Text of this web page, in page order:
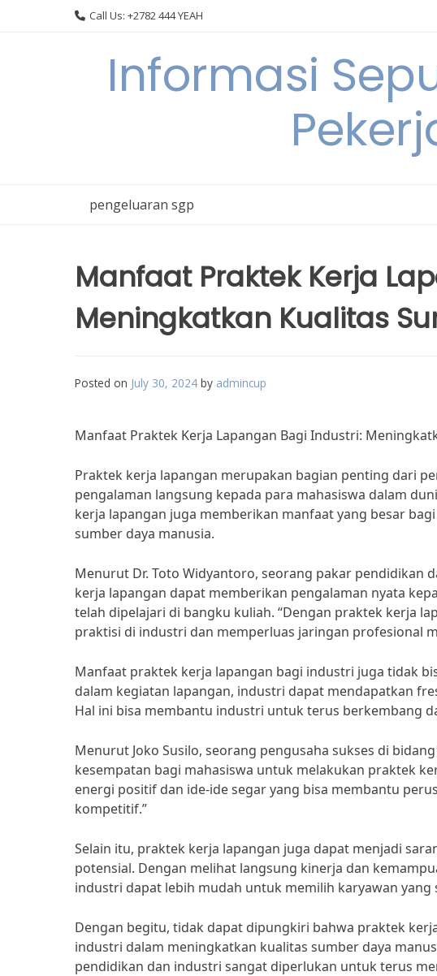
Call Us: +2782 444 YEAH
Informasi
pengeluaran sgp
Manfaat Praktek Kerja
Meningkatkan Kualitas
Posted on July 30, 2024 by admincup
Manfaat Praktek Kerja Lapangan Bagi Industri:
Praktek kerja lapangan merupakan bagian penting dari
pengalaman langsung kepada para mahasiswa dalam
kerja lapangan juga memberikan manfaat yang besar
sumber daya manusia.
Menurut Dr. Toto Widyantoro, seorang pakar pendidikan
kerja lapangan dapat memberikan pengalaman nyata
telah dipelajari di bangku kuliah. “Dengan praktek kerja
praktisi di industri dan memperluas jaringan profesional
Manfaat praktek kerja lapangan bagi industri juga tidak
dalam kegiatan lapangan, industri dapat mendapatkan
Hal ini bisa membantu industri untuk terus berkembang
Menurut Joko Susilo, seorang pengusaha sukses di
kesempatan bagi mahasiswa untuk melakukan praktek
energi positif dan ide-ide segar yang bisa membantu
kompetitif.”
Selain itu, praktek kerja lapangan juga dapat menjadi
potensial. Dengan melihat langsung kinerja dan
industri dapat lebih mudah untuk memilih karyawan
Dengan begitu, tidak dapat dipungkiri bahwa praktek
industri dalam meningkatkan kualitas sumber daya
pendidikan dan industri sangat diperlukan untuk terus